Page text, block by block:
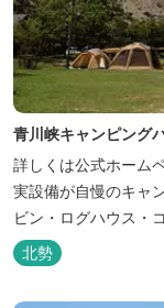
青川峡キャンピング
詳しくは公式ホームページ等
実設備が自慢のキャ
ビン・ログハウス・
が楽しめます。屋根
日も快適にバーベキ
北勢